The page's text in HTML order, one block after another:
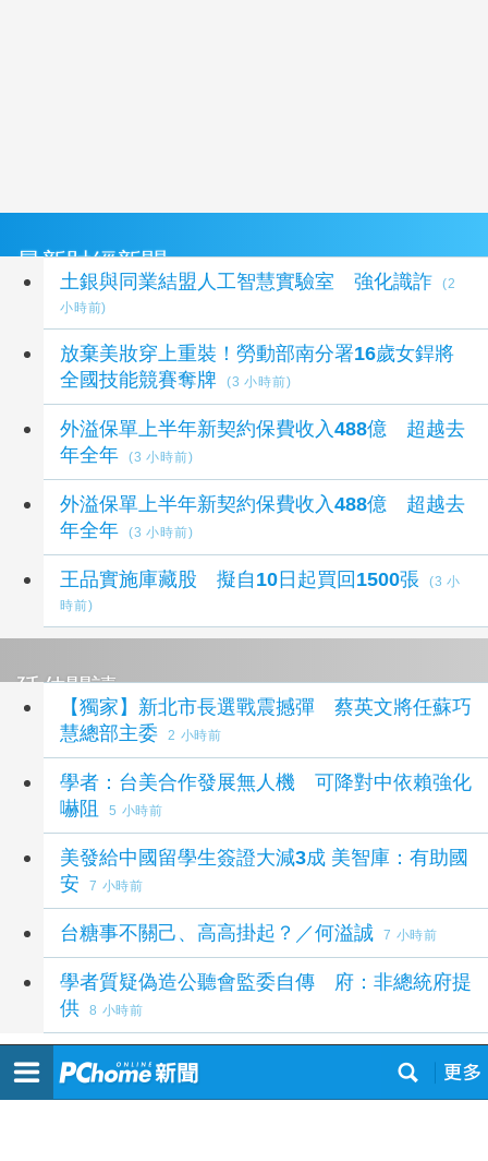
最新財經新聞
土銀與同業結盟人工智慧實驗室 強化識詐
(2
小時前)
放棄美妝穿上重裝！勞動部南分署16歲女銲將
全國技能競賽奪牌
(3 小時前)
外溢保單上半年新契約保費收入488億 超越去
年全年
(3 小時前)
外溢保單上半年新契約保費收入488億 超越去
年全年
(3 小時前)
王品實施庫藏股 擬自10日起買回1500張
(3 小
時前)
延伸閱讀
【獨家】新北市長選戰震撼彈 蔡英文將任蘇巧
慧總部主委
2 小時前
學者：台美合作發展無人機 可降對中依賴強化
嚇阻
5 小時前
美發給中國留學生簽證大減3成 美智庫：有助國
安
7 小時前
台糖事不關己、高高掛起？／何溢誠 7 小時前
學者質疑偽造公聽會監委自傳 府：非總統府提
供
8 小時前